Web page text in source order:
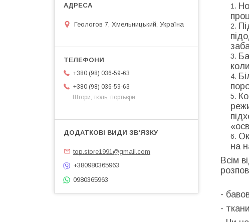
на
Всім
-
-
Геологов 7, Хмельницький, Україна
+380 (98) 036-59-63
+380 (98) 036-59-63
Штори, тюль, портьєри
top.store1991@gmail.com
+380980365963
0980365963